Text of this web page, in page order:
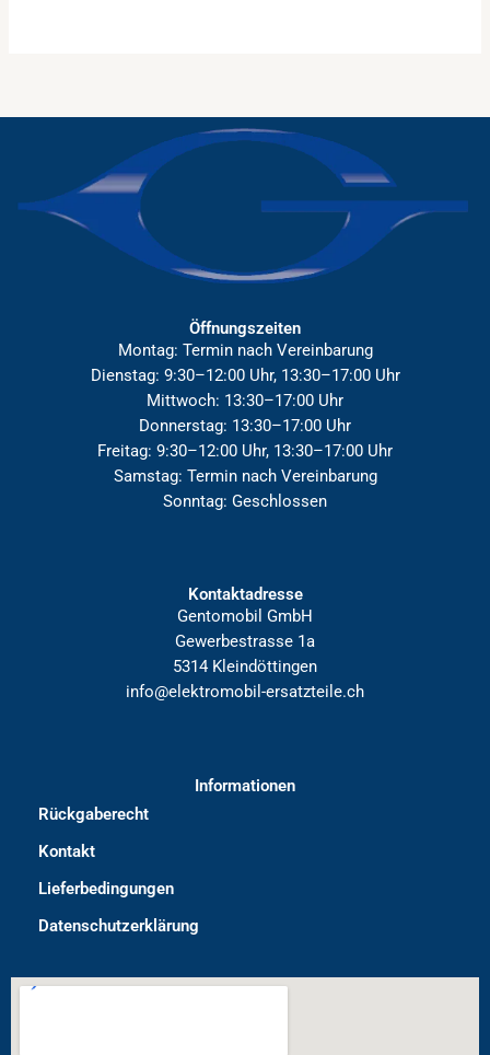
Öffnungszeiten
Montag: Termin nach Vereinbarung
Dienstag: 9:30–12:00 Uhr, 13:30–17:00 Uhr
Mittwoch: 13:30–17:00 Uhr
Donnerstag: 13:30–17:00 Uhr
Freitag: 9:30–12:00 Uhr, 13:30–17:00 Uhr
Samstag: Termin nach Vereinbarung
Sonntag: Geschlossen
Kontaktadresse
Gentomobil GmbH
Gewerbestrasse 1a
5314 Kleindöttingen
info@elektromobil-ersatzteile.ch
Informationen
Rückgaberecht
Kontakt
Lieferbedingungen
Datenschutzerklärung